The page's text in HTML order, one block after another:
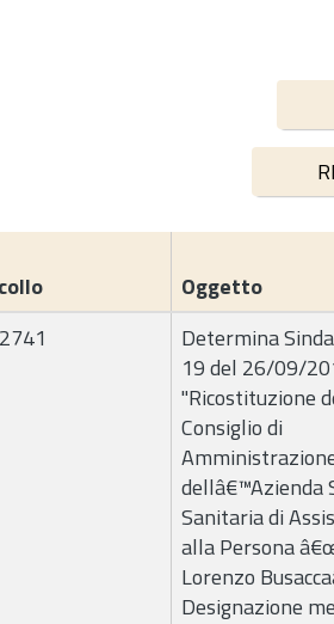
Oggetto
Determina
19 del 26/09/
"Ricostituzione
Consiglio di
dellâ€™Azienda
Sanitaria di
alla Persona
Lorenzo
Designazione